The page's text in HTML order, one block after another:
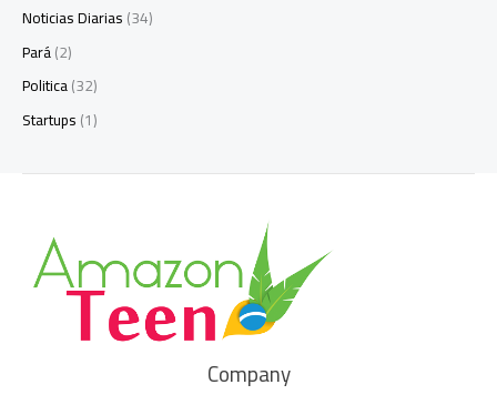
Noticias Diarias(34)
Pará(2)
Politica(32)
Startups(1)
Company